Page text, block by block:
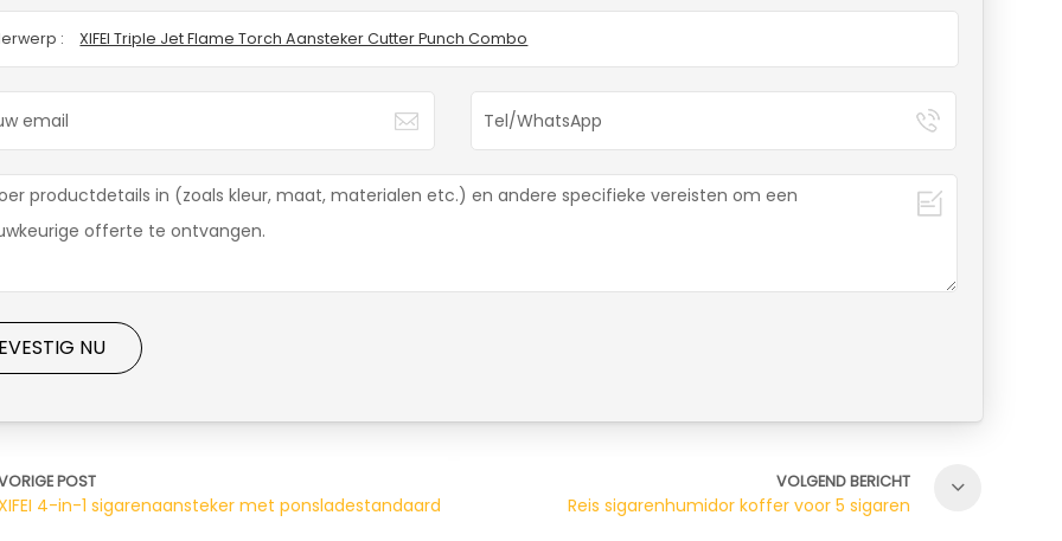
: XIFEI Triple Jet Flame Torch Aansteker Cutter Punch Combo
NU
POST
4-in-1 sigarenaansteker met ponsladestandaard
VOLGEND BERICHT
Reis sigarenhumidor koffer voor 5 sigaren